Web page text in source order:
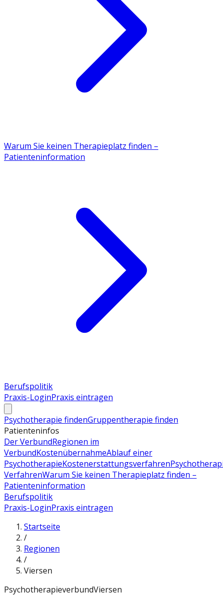
Warum Sie keinen Therapieplatz finden –
Patienteninformation
Berufspolitik
Praxis-LoginPraxis eintragen
Psychotherapie findenGruppentherapie finden
Patienteninfos
Der VerbundRegionen im
VerbundKostenübernahmeAblauf einer
PsychotherapieKostenerstattungsverfahren
VerfahrenWarum Sie keinen Therapieplatz finden –
Patienteninformation
Berufspolitik
Praxis-LoginPraxis eintragen
Startseite
/
Regionen
/
Viersen
PsychotherapieverbundViersen